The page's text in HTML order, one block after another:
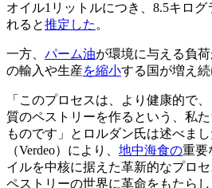
オイル1リットルにつき、8.5キロ
れると推定した 。
一方、 パーム油が環境に与える負
の輸入や生産を縮小する国が増え続
「このプロセスは、より健康的で
質のペストリーを作るという、私
ものです」とロルダン氏は述べま
（Verdeo）により、 地中海食の重要
イルを中核に据えた革新的なプロ
ペストリーの世界に革命をもたら